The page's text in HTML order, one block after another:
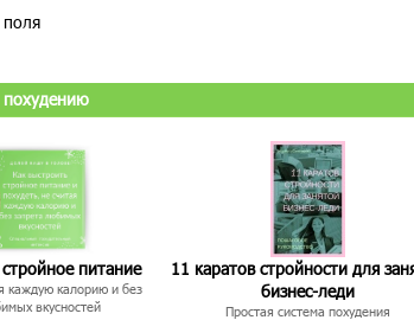
питание
каждую калорию и без
вкусностей
11 каратов стройности для
бизнес-леди
Простая система похудения